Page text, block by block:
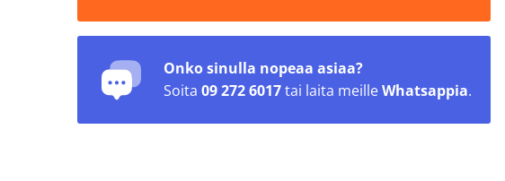
Onko sinulla nopeaa asiaa?
Soita 09 272 6017tai laita meilleWhatsappia.